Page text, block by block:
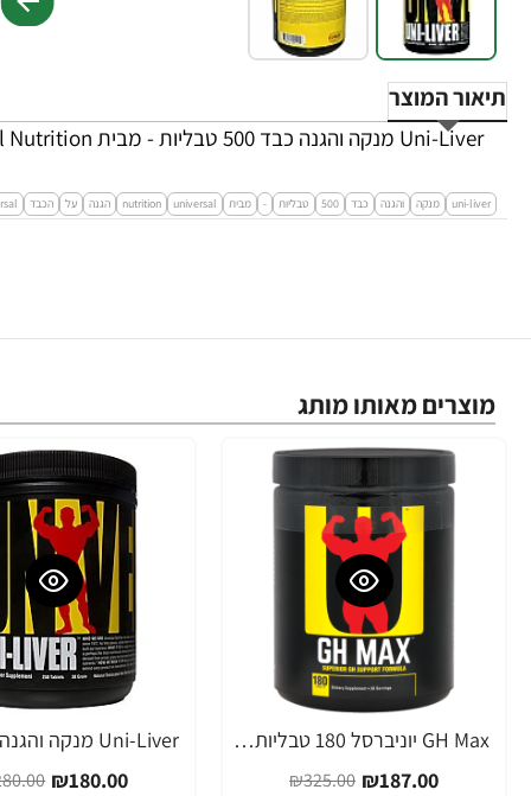
תיאור המוצר
Uni-Liver מנקה והגנה כבד 500 טבליות - מבית Universal Nutrition
uni-liver מנקה והגנה כבד 500 טבליות - מבית universal
nutrition הגנה על הכבד
מוצרים מאותו מותג
-42%
GH Max יוניברסל 180 טבליות - מבית Universal Nutrition
₪187.00
₪325.00
-36%
₪180.00